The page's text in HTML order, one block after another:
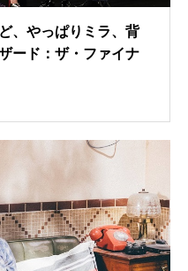
、やっぱりミラ、背
ード：ザ・ファイナ